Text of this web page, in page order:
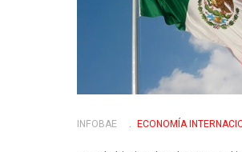
INFOBAE ECONOMÍA